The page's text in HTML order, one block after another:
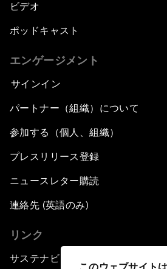
このウェブサイト
ビデオ
ポッドキャスト
エンゲージメント
サインイン
パートナー（組織）について
参加する（個人、組織）
プレスリリース登録
ニュースレター購読
連絡先 (英語のみ)
リンク
サステナビリティへの取り組み